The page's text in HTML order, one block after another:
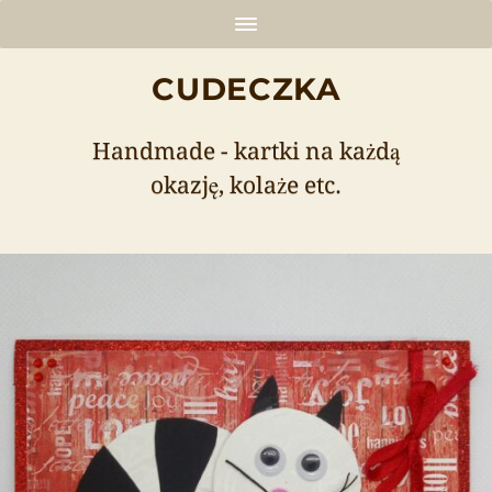
CUDECZKA
Handmade - kartki na każdą
okazję, kolaże etc.